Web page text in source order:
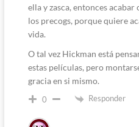
ella y zasca, entonces
los precogs, porque quiere
vida.
O tal vez Hickman está
estas películas, pero
gracia en si mismo.
0 Responder